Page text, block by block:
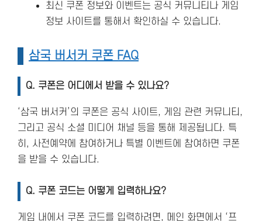
최신 쿠폰 정보와 이벤트는 공식 커뮤니티나 게임
정보 사이트를 통해서 확인하실 수 있습니다.
삼국 버서커 쿠폰 FAQ
Q. 쿠폰은 어디에서 받을 수 있나요?
‘삼국 버서커’의 쿠폰은 공식 사이트, 게임 관련 커뮤니티,
그리고 공식 소셜 미디어 채널 등을 통해 제공됩니다. 특
히, 사전예약에 참여하거나 특별 이벤트에 참여하면 쿠폰
을 받을 수 있습니다.
Q. 쿠폰 코드는 어떻게 입력하나요?
게임 내에서 쿠폰 코드를 입력하려면, 메인 화면에서 ‘프